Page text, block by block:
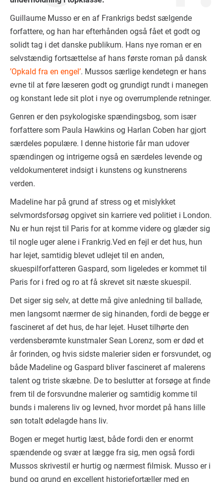
Guillaume Musso er en af Frankrigs bedst sælgende
forfattere, og han har efterhånden også fået et godt og
solidt tag i det danske publikum. Hans nye roman er en
selvstændig fortsættelse af hans første roman på dansk
’Opkald fra en engel’. Mussos særlige kendetegn er hans
evne til at føre læseren godt og grundigt rundt i manegen
og konstant lede sit plot i nye og overrumplende retninger.
Genren er den psykologiske spændingsbog, som især
forfattere som Paula Hawkins og Harlan Coben har gjort
særdeles populære. I denne historie får man udover
spændingen og intrigerne også en særdeles levende og
veldokumenteret indsigt i kunstens og kunstnerens
verden.
Madeline har på grund af stress og et mislykket
selvmordsforsøg opgivet sin karriere ved politiet i London.
Nu er hun rejst til Paris for at komme videre og glæder sig
til nogle uger alene i Frankrig.Ved en fejl er det hus, hun
har lejet, samtidig blevet udlejet til en anden,
skuespilforfatteren Gaspard, som ligeledes er kommet til
Paris for i fred og ro at få skrevet sit næste skuespil.
Det siger sig selv, at dette må give anledning til ballade,
men langsomt nærmer de sig hinanden, fordi de begge er
fascineret af det hus, de har lejet. Huset tilhørte den
verdensberømte kunstmaler Sean Lorenz, som er død et
år forinden, og hvis sidste malerier siden er forsvundet, og
både Madeline og Gaspard bliver fascineret af malerens
talent og triste skæbne. De to beslutter at forsøge at finde
frem til de forsvundne malerier og samtidig komme til
bunds i malerens liv og levned, hvor mordet på hans lille
søn totalt ødelagde hans liv.
Bogen er meget hurtig læst, både fordi den er enormt
spændende og svær at lægge fra sig, men også fordi
Mussos skrivestil er hurtig og nærmest filmisk. Musso er i
bund og grund en excellent historiefortæller med en